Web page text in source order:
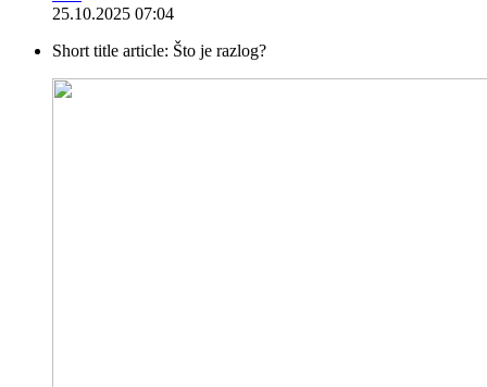
25.10.2025 07:04
Short title article: Što je razlog?